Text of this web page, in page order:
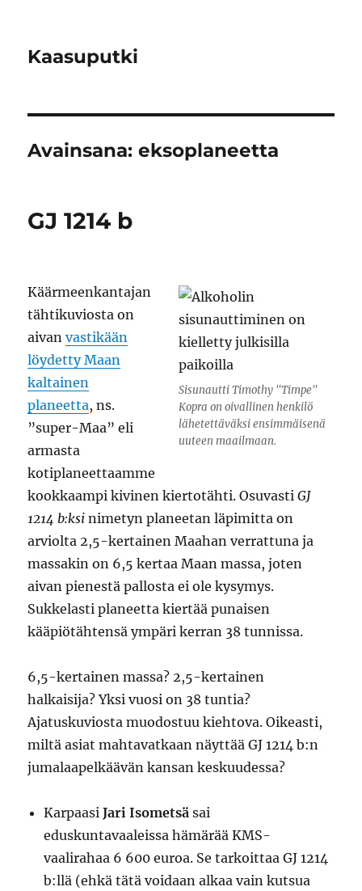
Kaasuputki
Avainsana:eksoplaneetta
GJ 1214 b
Sisunautti Timothy "Timpe"
Kopra on oivallinen henkilö
lähetettäväksi ensimmäisenä
uuteen maailmaan.
Käärmeenkantajan
tähtikuviosta on
aivanvastikään
löydetty Maan
kaltainen
planeetta, ns.
”super-Maa” eli
armasta
kotiplaneettaamme
kookkaampi kivinen kiertotähti. OsuvastiGJ
1214 b:ksi nimetyn planeetan läpimitta on
arviolta 2,5-kertainen Maahan verrattuna ja
massakin on 6,5 kertaa Maan massa, joten
aivan pienestä pallosta ei ole kysymys.
Sukkelasti planeetta kiertää punaisen
kääpiötähtensä ympäri kerran 38 tunnissa.
6,5-kertainen massa? 2,5-kertainen
halkaisija? Yksi vuosi on 38 tuntia?
Ajatuskuviosta muodostuu kiehtova. Oikeasti,
miltä asiat mahtavatkaan näyttää GJ 1214 b:n
jumalaapelkäävän kansan keskuudessa?
KarpaasiJari Isometsä sai
eduskuntavaaleissa hämärää KMS-
vaalirahaa 6 600 euroa. Se tarkoittaa GJ 1214
b:llä (ehkä tätä voidaan alkaa vain kutsua